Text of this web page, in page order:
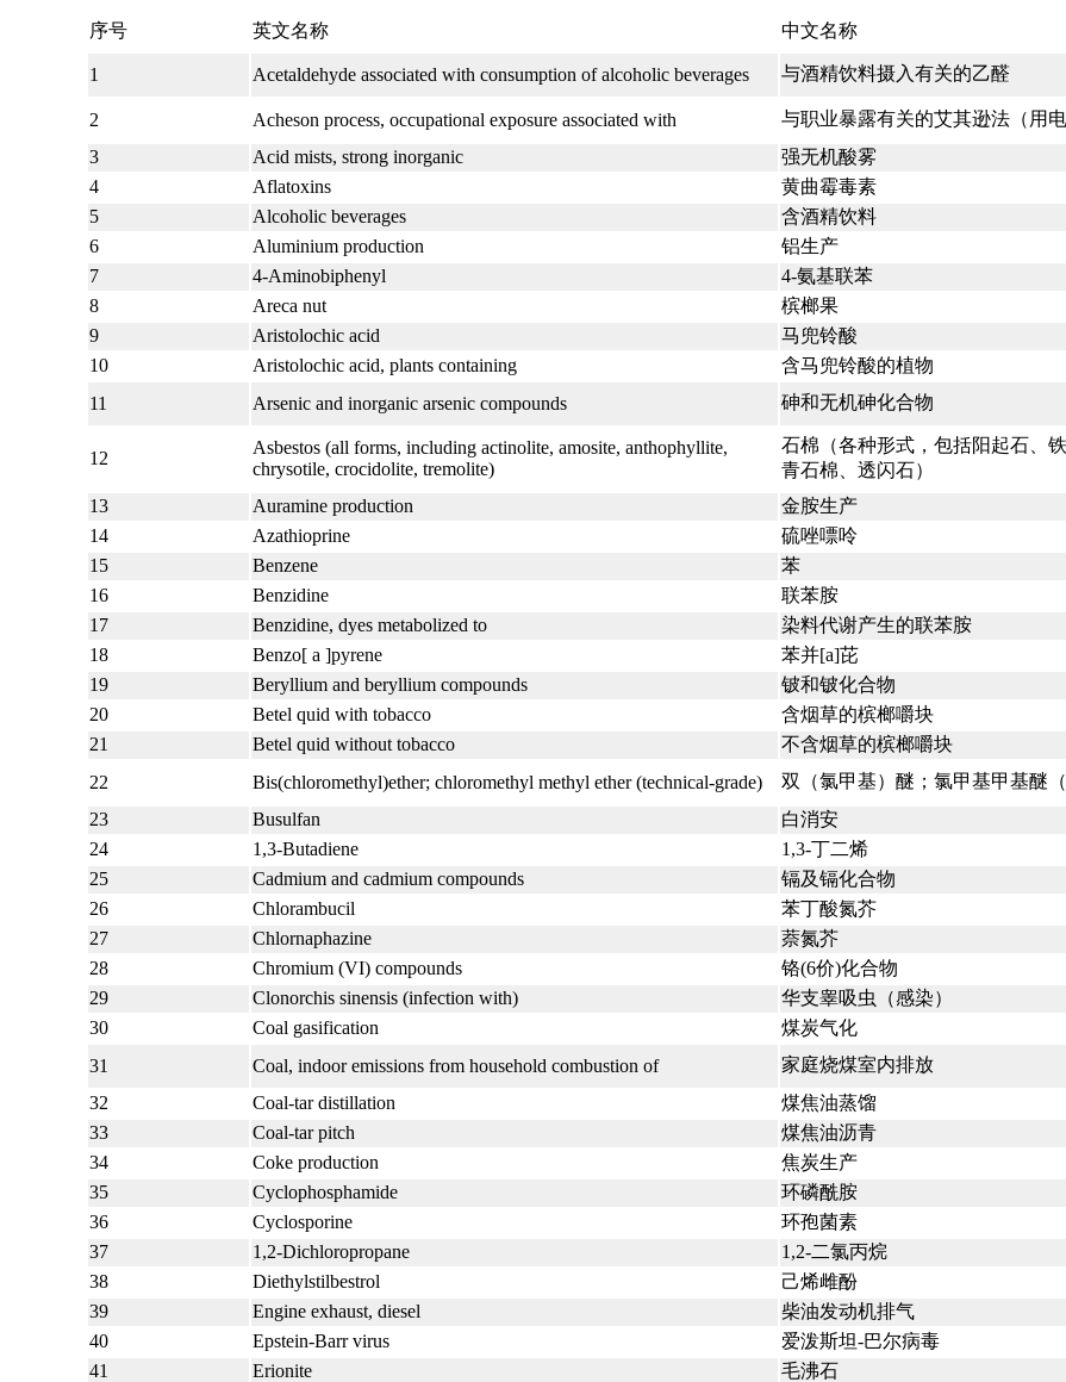
序号 英文名称 中文名称
1 Acetaldehyde associated with consumption of alcoholic beverages 与酒精饮料摄入有关的乙醛
2 Acheson process, occupational exposure associated with 与职业暴露有关的艾其逊法（用
3
Acid mists, strong inorganic 强无机酸雾
4
Aflatoxins 黄曲霉毒素
5
Alcoholic beverages 含酒精饮料
6
Aluminium production 铝生产
7
4-Aminobiphenyl 4-氨基联苯
8
Areca nut 槟榔果
9
Aristolochic acid 马兜铃酸
10
Aristolochic acid, plants containing 含马兜铃酸的植物
11
Arsenic and inorganic arsenic compounds 砷和无机砷化合物
12
Asbestos (all forms, including actinolite, amosite, anthophyllite,
chrysotile, crocidolite, tremolite)
石棉（各种形式，包括阳起石、
青石棉、透闪石）
13 Auramine production 金胺生产
14
Azathioprine 硫唑嘌呤
15
Benzene 苯
16
Benzidine 联苯胺
17
Benzidine, dyes metabolized to 染料代谢产生的联苯胺
18
Benzo[ a ]pyrene 苯并[a]芘
19
Beryllium and beryllium compounds 铍和铍化合物
20
Betel quid with tobacco 含烟草的槟榔嚼块
21
Betel quid without tobacco 不含烟草的槟榔嚼块
22
Bis(chloromethyl)ether; chloromethyl methyl ether (technical-grade) 双（氯甲基）醚；氯甲基甲基醚（
23
Busulfan 白消安
24
1,3-Butadiene 1,3-丁二烯
25
Cadmium and cadmium compounds 镉及镉化合物
26
Chlorambucil 苯丁酸氮芥
27
Chlornaphazine 萘氮芥
28
Chromium (VI) compounds 铬(6价)化合物
29
Clonorchis sinensis (infection with) 华支睾吸虫（感染）
30
Coal gasification 煤炭气化
31
Coal, indoor emissions from household combustion of 家庭烧煤室内排放
32
Coal-tar distillation 煤焦油蒸馏
33
Coal-tar pitch 煤焦油沥青
34
Coke production 焦炭生产
35
Cyclophosphamide 环磷酰胺
36
Cyclosporine 环孢菌素
37
1,2-Dichloropropane 1,2-二氯丙烷
38
Diethylstilbestrol 己烯雌酚
39
Engine exhaust, diesel 柴油发动机排气
40
Epstein-Barr virus 爱泼斯坦-巴尔病毒
41
Erionite 毛沸石